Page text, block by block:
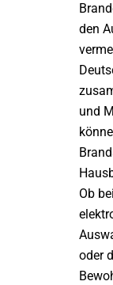
den
und
Ob
oder